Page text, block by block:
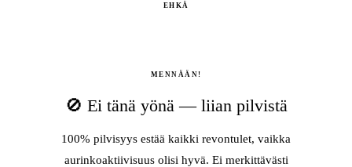
EHKÄ
MENNÄÄN!
🚫 Ei tänä yönä — liian pilvistä
100% pilvisyys estää kaikki revontulet, vaikka
aurinkoaktiivisuus olisi hyvä. Ei merkittävästi